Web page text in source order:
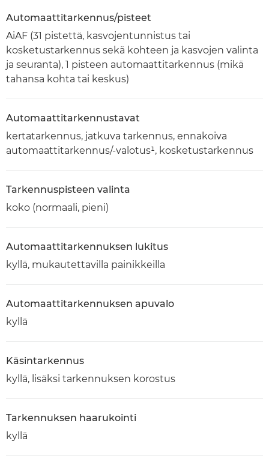
Automaattitarkennus/pisteet
AiAF (31 pistettä, kasvojentunnistus tai
kosketustarkennus sekä kohteen ja kasvojen valinta
ja seuranta), 1 pisteen automaattitarkennus (mikä
tahansa kohta tai keskus)
Automaattitarkennustavat
kertatarkennus, jatkuva tarkennus, ennakoiva
automaattitarkennus/-valotus¹, kosketustarkennus
Tarkennuspisteen valinta
koko (normaali, pieni)
Automaattitarkennuksen lukitus
kyllä, mukautettavilla painikkeilla
Automaattitarkennuksen apuvalo
kyllä
Käsintarkennus
kyllä, lisäksi tarkennuksen korostus
Tarkennuksen haarukointi
kyllä